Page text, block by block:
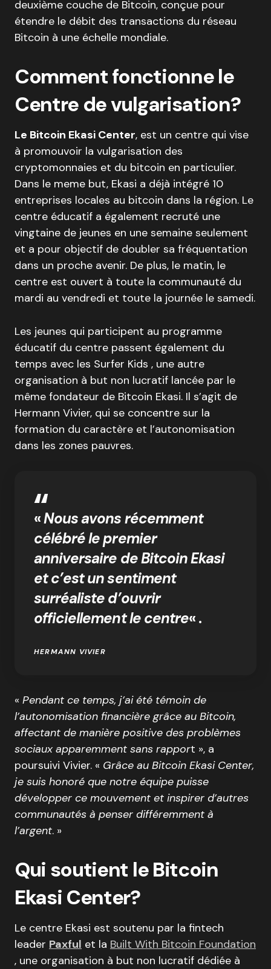
deuxième couche de Bitcoin, conçue pour
étendre le débit des transactions du réseau
Bitcoin à une échelle mondiale.
Comment fonctionne le
Centre de vulgarisation?
Le Bitcoin Ekasi Center, est un centre qui vise
à promouvoir la vulgarisation des
cryptomonnaies et du bitcoin en particulier.
Dans le meme but, Ekasi a déjà intégré 10
entreprises locales au bitcoin dans la région. Le
centre éducatif a également recruté une
vingtaine de jeunes en une semaine seulement
et a pour objectif de doubler sa fréquentation
dans un proche avenir. De plus, le matin, le
centre est ouvert à toute la communauté du
mardi au vendredi et toute la journée le samedi.
Les jeunes qui participent au programme
éducatif du centre passent également du
temps avec les Surfer Kids , une autre
organisation à but non lucratif lancée par le
même fondateur de Bitcoin Ekasi. Il s’agit de
Hermann Vivier, qui se concentre sur la
formation du caractère et l’autonomisation
dans les zones pauvres.
«Nous avons récemment
célébré le premier
anniversaire de Bitcoin Ekasi
et c’est un sentiment
surréaliste d’ouvrir
officiellement le centre« .
HERMANN VIVIER
« Pendant ce temps, j’ai été témoin de
l’autonomisation financière grâce au Bitcoin,
affectant de manière positive des problèmes
sociaux apparemment sans rapport », a
poursuivi Vivier. « Grâce au Bitcoin Ekasi Center,
je suis honoré que notre équipe puisse
développer ce mouvement et inspirer d’autres
communautés à penser différemment à
l’argent. »
Qui soutient le Bitcoin
Ekasi Center?
Le centre Ekasi est soutenu par la fintech
leader Paxful et la Built With Bitcoin Foundation
, une organisation à but non lucratif dédiée à